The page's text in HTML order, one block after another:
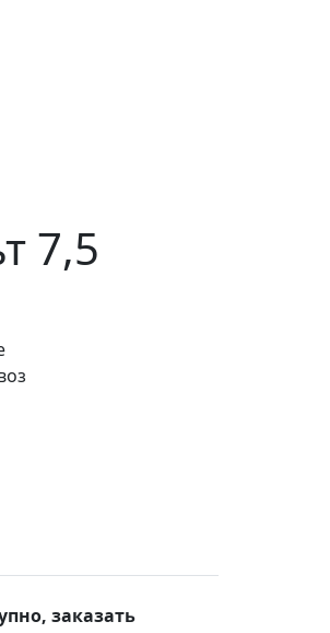
7,5
заказать